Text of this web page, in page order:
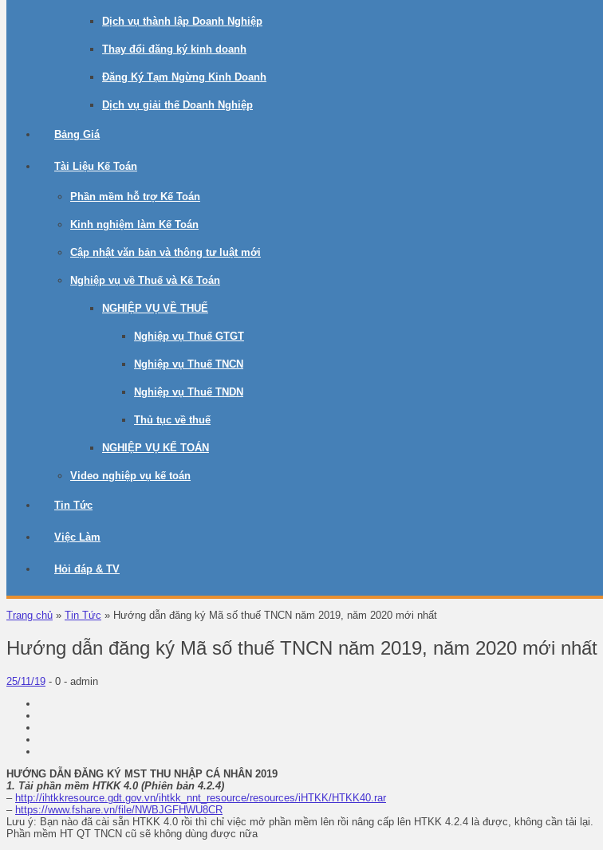
Dịch vụ thành lập Doanh Nghiệp
Thay đổi đăng ký kinh doanh
Đăng Ký Tạm Ngừng Kinh Doanh
Dịch vụ giải thế Doanh Nghiệp
Bảng Giá
Tài Liệu Kế Toán
Phần mềm hỗ trợ Kế Toán
Kinh nghiệm làm Kế Toán
Cập nhật văn bản và thông tư luật mới
Nghiệp vụ về Thuế và Kế Toán
NGHIỆP VỤ VỀ THUẾ
Nghiệp vụ Thuế GTGT
Nghiệp vụ Thuế TNCN
Nghiệp vụ Thuế TNDN
Thủ tục về thuế
NGHIỆP VỤ KẾ TOÁN
Video nghiệp vụ kế toán
Tin Tức
Việc Làm
Hỏi đáp & TV
Trang chủ » Tin Tức » Hướng dẫn đăng ký Mã số thuế TNCN năm 2019, năm 2020 mới nhất
Hướng dẫn đăng ký Mã số thuế TNCN năm 2019, năm 2020 mới nhất
25/11/19 - 0 - admin
HƯỚNG DẪN ĐĂNG KÝ MST THU NHẬP CÁ NHÂN 2019
1. Tải phần mềm HTKK 4.0 (Phiên bản 4.2.4)
– http://ihtkkresource.gdt.gov.vn/ihtkk_nnt_resource/resources/iHTKK/HTKK40.rar
– https://www.fshare.vn/file/NWBJGFHWU8CR
Lưu ý: Bạn nào đã cài sẵn HTKK 4.0 rồi thì chỉ việc mở phần mềm lên rồi nâng cấp lên HTKK 4.2.4 là được, không cần tải lại.
Phần mềm HT QT TNCN cũ sẽ không dùng được nữa